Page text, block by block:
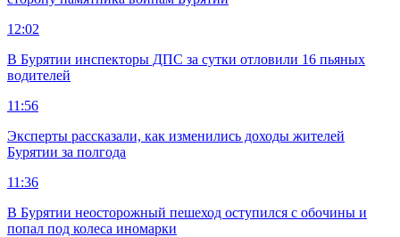
12:02
В Бурятии инспекторы ДПС за сутки отловили 16 пьяных
водителей
11:56
Эксперты рассказали, как изменились доходы жителей
Бурятии за полгода
11:36
В Бурятии неосторожный пешеход оступился с обочины и
попал под колеса иномарки